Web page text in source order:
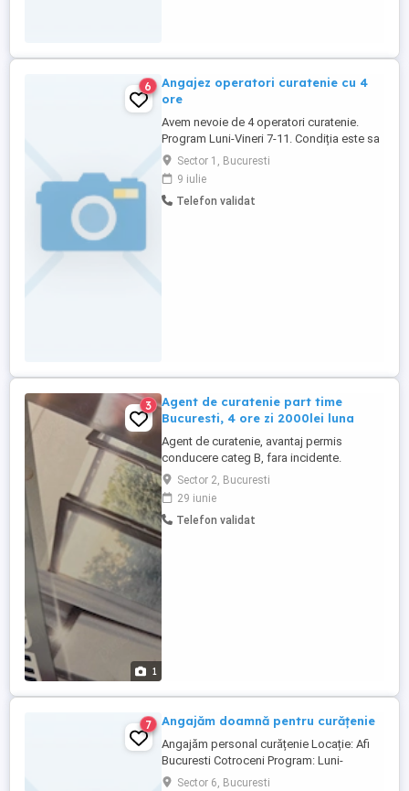
6
Angajez operatori curatenie cu 4
ore
Avem nevoie de 4 operatori curatenie.
Program Luni-Vineri 7-11. Condiția este sa
mai aiba un alt contract de munca de 4
ore. Zona Spilaul Elias, București Instituție
de stat: curatenie, birouri, holuri, grupuri
sanitare.
Sector 1, Bucuresti
9 iulie
Telefon validat
1
3
Agent de curatenie part time
Bucuresti, 4 ore zi 2000lei luna
Agent de curatenie, avantaj permis
conducere categ B, fara incidente.
Program de lucru 4 ore zi. Cv-uri sau
scrisori de intentie pe adresa de mail, au
intaietate persoanele care anexeaza si o
fotografie de profil. Sau whatsapp.
Sector 2, Bucuresti
29 iunie
Telefon validat
7 Angajăm doamnă pentru curățenie
Angajăm personal curățenie Locație: Afi
Bucuresti Cotroceni Program: Luni-
Duminică, 4 ore zi part-time, interval
Sector 6, Bucuresti